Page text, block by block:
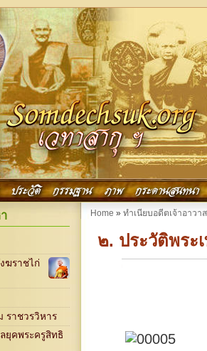
ประวัติ กรรมฐาน ภาพ กระดานสนทนา
ฆราชไก่
ราชวรวิหาร
ยุคพระครูสิทธิ
You are here
Home » ทำเนียบอดีตเจ้าอาวา
๒. ประวัติพระ